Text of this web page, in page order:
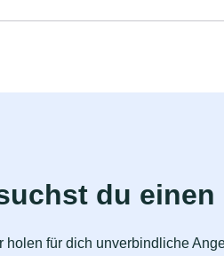
du einen
für dich unverbindliche